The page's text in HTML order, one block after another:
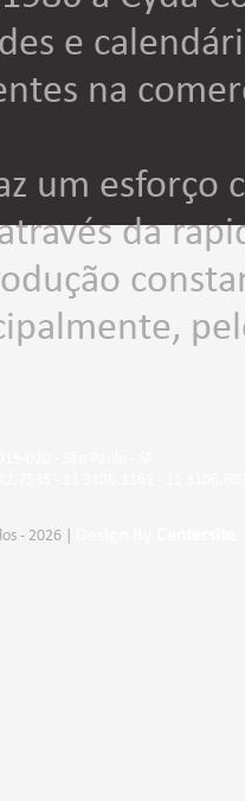
e
na
um
da
- 2026 |